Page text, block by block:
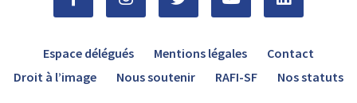
Espace délégués Mentions légales
Contact
Droit à l’image
Nous soutenir RAFI-SF Nos statuts